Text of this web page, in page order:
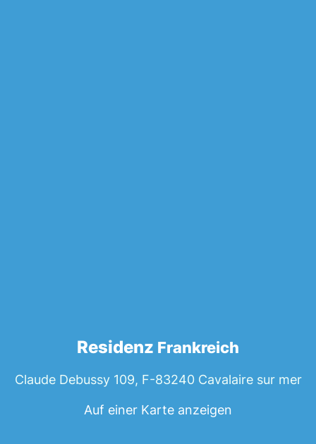
Residenz Frankreich
Claude Debussy 109, F-83240 Cavalaire sur mer
Auf einer Karte anzeigen